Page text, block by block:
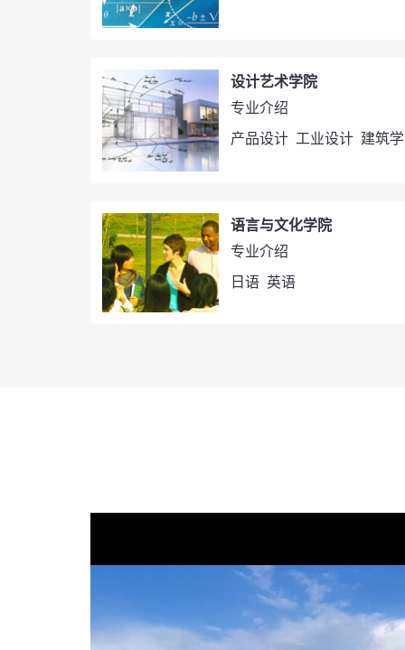
设计艺术学院
专业介绍
产品设计 工业设计 建筑学
语言与文化学院
专业介绍
日语 英语